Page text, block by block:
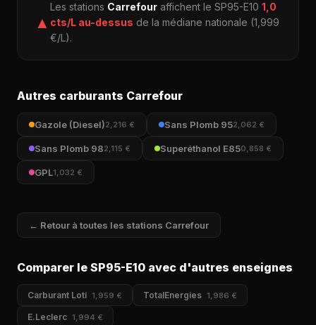
▲
Les stations Carrefour affichent le SP95-E10 1,0
cts/L au-dessus de la médiane nationale (1,999
€/L).
Autres carburants Carrefour
Gazole (Diesel)2,216 € Sans Plomb 952,062 €
Sans Plomb 982,115 € Superéthanol E850,858 €
GPL1,032 €
← Retour à toutes les stations Carrefour
Comparer le SP95-E10 avec d'autres enseignes
Carburant Loti 1,959 € TotalEnergies 1,986 €
E.Leclerc 1,994 €